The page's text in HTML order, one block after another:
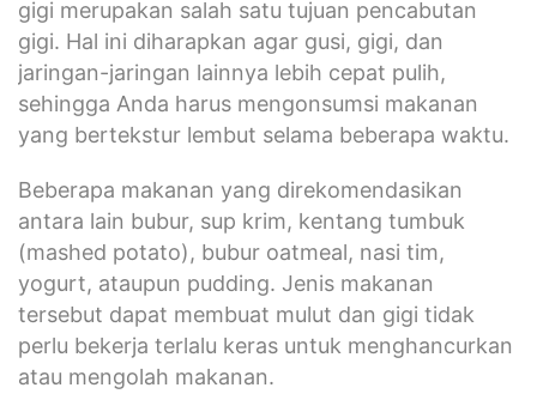
gigi merupakan salah satu tujuan pencabutan
gigi. Hal ini diharapkan agar gusi, gigi, dan
jaringan-jaringan lainnya lebih cepat pulih,
sehingga Anda harus mengonsumsi makanan
yang bertekstur lembut selama beberapa waktu.
Beberapa makanan yang direkomendasikan
antara lain bubur, sup krim, kentang tumbuk
(mashed potato), bubur oatmeal, nasi tim,
yogurt, ataupun pudding. Jenis makanan
tersebut dapat membuat mulut dan gigi tidak
perlu bekerja terlalu keras untuk menghancurkan
atau mengolah makanan.